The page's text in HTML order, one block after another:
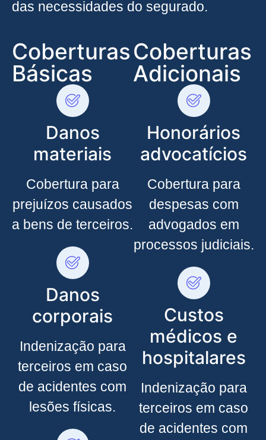
das necessidades do segurado.
Coberturas
Básicas
Danos
materiais
Cobertura para
prejuízos causados
a bens de terceiros.
Danos
corporais
Indenização para
terceiros em caso
de acidentes com
lesões físicas.
Coberturas
Adicionais
Honorários
advocatícios
Cobertura para
despesas com
advogados em
processos judiciais.
Custos
médicos e
hospitalares
Indenização para
terceiros em caso
de acidentes com